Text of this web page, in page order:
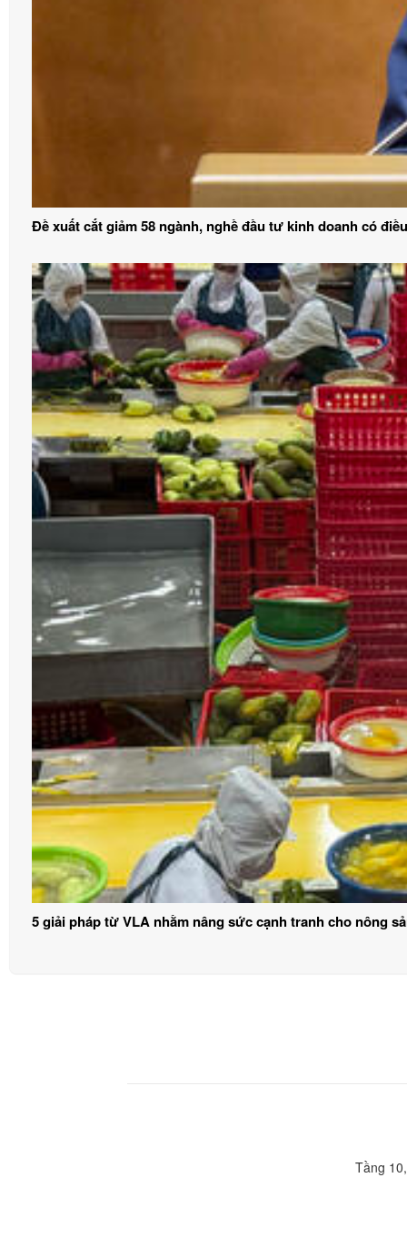
Đề xuất cắt giảm 58 ngành, nghề đầu tư kinh doanh có
5 giải pháp từ VLA nhằm nâng sức cạnh tranh cho nông
Tầng